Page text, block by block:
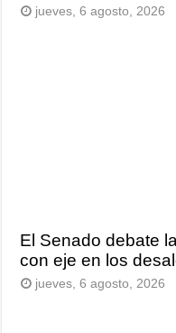
jueves, 6 agosto, 2026
El Senado debate
con eje en los
jueves, 6 agosto, 2026